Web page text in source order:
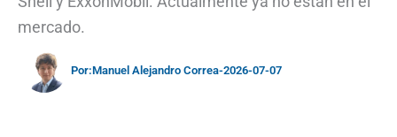
mercado.
Por:Manuel Alejandro Correa-2026-07-07